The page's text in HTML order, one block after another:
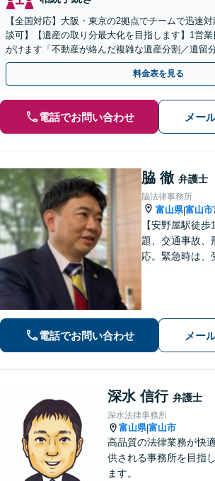
【全国対応】大阪・東京の2拠点でチームで迅速
談可】【遺産の取り分最大化を目指します】1営
がけます「不動産が絡んだ複雑な遺産分割／遺留
執行／事業承継など、お任せください」【休日相
料金表を見る
電話でお問い合わせ メー
脇 徹 弁護士
脇法律事務所
富山県|富山市
【安野屋駅徒
題、交通事故、
応。緊急時は、
相談可】
電話でお問い合わせ メー
深水 信行 弁護士
深水法律事務所
富山県|富山市
高品質の法律業務が快
供される事務所を目指
ます。